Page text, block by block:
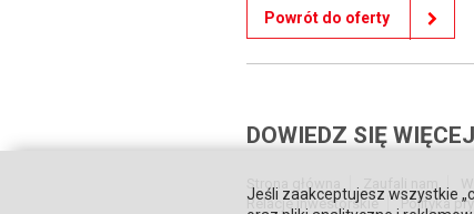
Powrót do oferty
DOWIEDZ SIĘ WIĘCEJ
Relacje inwestorskie
Polityka
Jeśli zaakceptujesz wszystkie